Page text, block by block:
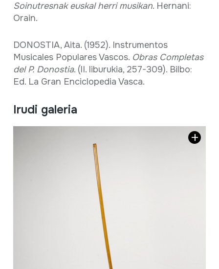
Soinutresnak euskal herri musikan. Hernani:
Orain.
DONOSTIA, Aita. (1952). Instrumentos
Musicales Populares Vascos. Obras Completas
del P. Donostia. (II. liburukia, 257-309). Bilbo:
Ed. La Gran Enciclopedia Vasca.
Irudi galeria